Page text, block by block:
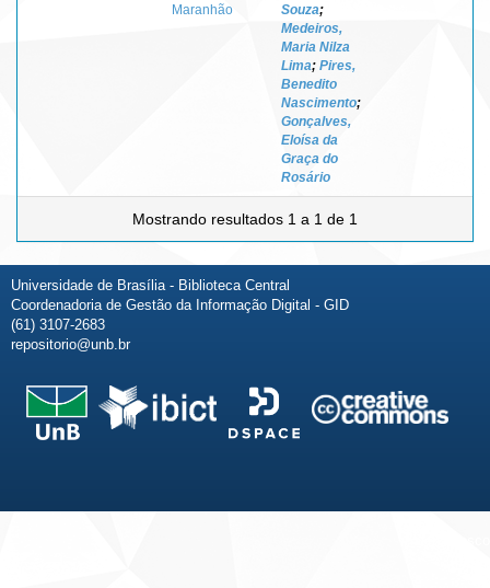
Maranhão
Souza;
Medeiros,
Maria Nilza
Lima; Pires,
Benedito
Nascimento;
Gonçalves,
Eloísa da
Graça do
Rosário
Mostrando resultados 1 a 1 de 1
Universidade de Brasília - Biblioteca Central
Coordenadoria de Gestão da Informação Digital - GID
(61) 3107-2683
repositorio@unb.br